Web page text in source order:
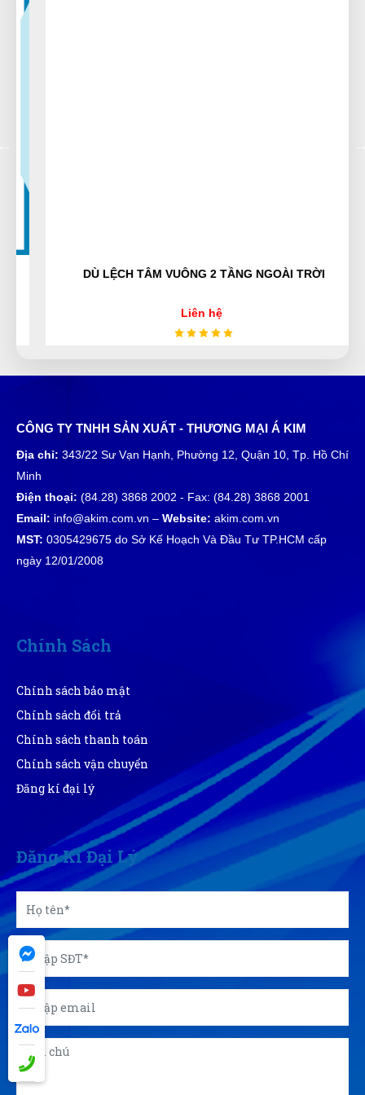
NL
Nguyễn Hoàng Long
giá cả phải chăng, đáng để trãi nghiệm
QK
Quang Khang
cho khách ít kinh nghiệm nữa
Tuấn Anh
(Đánh giá 1 năm trước)
Giao hàng nhanh chóng, shiper vui tính
TN
Tuyến Nguyễn
(Đánh giá 1 năm trước)
Phải chi biết chỗ này sớm thì tui đâu có mất tiền oan
TN
(Đánh giá 1 năm trước)
Không gian hài hòa, mới lạ. Thích vì không gian nơi
đây nhé
DÙ LỆCH TÂM VUÔNG 2 TẦNG NGOÀI TRỜI
Liên hệ
CÔNG TY TNHH SẢN XUẤT - THƯƠNG MẠI Á KIM
Địa chỉ: 343/22 Sư Vạn Hạnh, Phường 12, Quận 10, Tp. Hồ Chí
Minh
Điện thoại: (84.28) 3868 2002 - Fax: (84.28) 3868 2001
Email: info@akim.com.vn – Website: akim.com.vn
MST: 0305429675 do Sở Kế Hoạch Và Đầu Tư TP.HCM cấp
ngày 12/01/2008
Chính Sách
Chính sách bảo mật
Chính sách đổi trả
Chính sách thanh toán
Chính sách vận chuyển
Đăng kí đại lý
Đăng Kí Đại Lý